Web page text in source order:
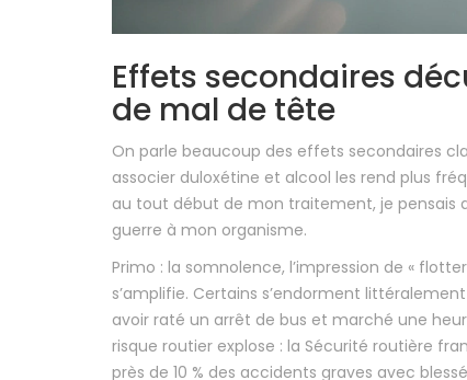
Effets secondaires
de mal de tête
On parle beaucoup des effets secondaires
associer duloxétine et alcool les rend plus
au tout début de mon traitement, je pensais
guerre à mon organisme.
Primo : la somnolence, l’impression de «
s’amplifie. Certains s’endorment
avoir raté un arrêt de bus et marché une
risque routier explose : la Sécurité routière
près de 10 % des accidents graves avec